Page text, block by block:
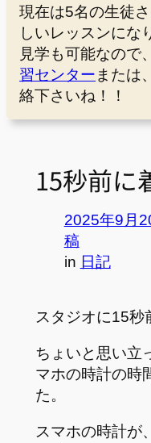
現在は5名の生徒
しいレッスンにな
見学も可能なので
習センター または、
絡下さいね！！
15秒前
2025年9月
稿
in 日記
スタジオに15秒
ちょいと思い立
マホの時計の時
た。
スマホの時計が